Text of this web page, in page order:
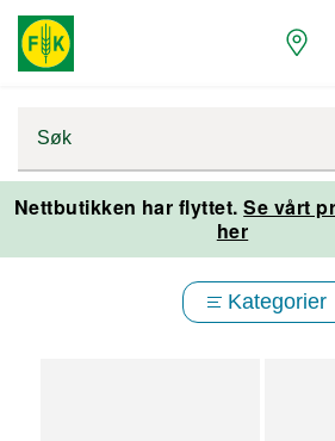
Nettbutikken har flyttet.Se vårt
her
Kategorier